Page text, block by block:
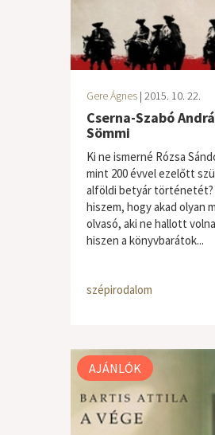
Gere Ágnes | 2015. 10. 22.
Cserna-Szabó
Sömmi
Ki ne ismerné Rózsa
mint 200 évvel ezelőtt
alföldi betyár történetét?
hiszem, hogy akad olyan
olvasó, aki ne hallott
hiszen a könyvbarátok...
szépirodalom
AJÁNLÓK